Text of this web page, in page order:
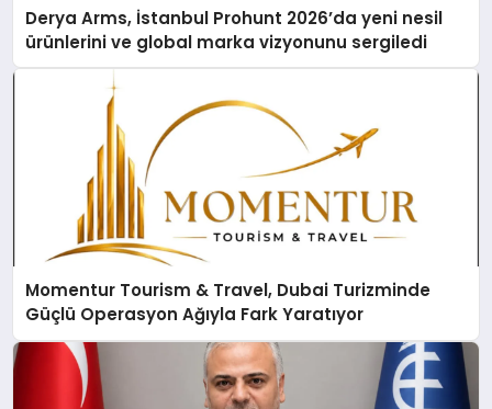
Derya Arms, İstanbul Prohunt 2026’da yeni nesil
ürünlerini ve global marka vizyonunu sergiledi
Momentur Tourism & Travel, Dubai Turizminde
Güçlü Operasyon Ağıyla Fark Yaratıyor